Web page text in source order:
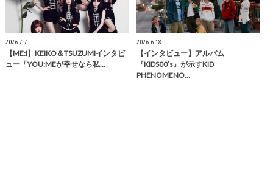
2026.7.7
【ME:I】KEIKO＆TSUZUMIインタビ
ュー「YOU:MEが幸せなら私…
2026.6.18
【インタビュー】アルバム
『KIDS00’s』が示すKID
PHENOMENO…